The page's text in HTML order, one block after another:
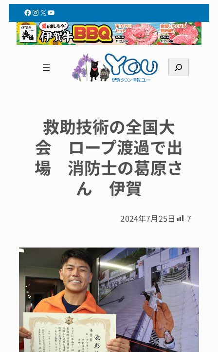
Facebook
Instagram
X YouTube
索
救助技術の全国大
会 ロープ渡過で出
場 消防士の葛原さ
ん 伊賀
2024年7月25日 7